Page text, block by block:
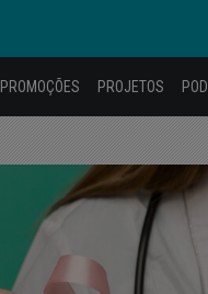
PROMOÇÕES PROJETOS